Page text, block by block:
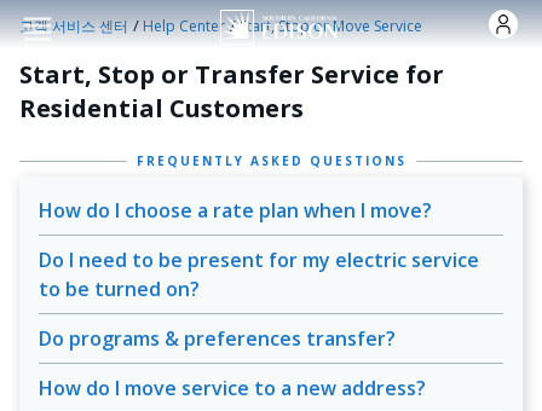
주요 콘텐츠로 건너뛰기
고객 서비스 센터 /Help Center /Start, Stop or Move Service
Start, Stop or Transfer Service for
Residential Customers
FREQUENTLY ASKED QUESTIONS
How do I choose a rate plan when I move?
Do I need to be present for my electric service
to be turned on?
Do programs & preferences transfer?
How do I move service to a new address?